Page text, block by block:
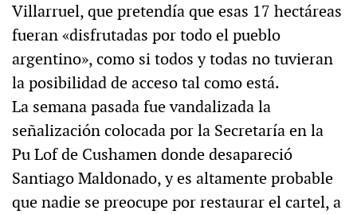
Villarruel, que pretendía que esas 17 hectáreas
fueran «disfrutadas por todo el pueblo
argentino», como si todos y todas no tuvieran
la posibilidad de acceso tal como está.
La semana pasada fue vandalizada la
señalización colocada por la Secretaría en la
Pu Lof de Cushamen donde desapareció
Santiago Maldonado, y es altamente probable
que nadie se preocupe por restaurar el cartel, a